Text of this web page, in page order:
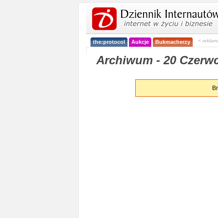
the:protocol Aukcje Bukmacherzy <
Archiwum - 20